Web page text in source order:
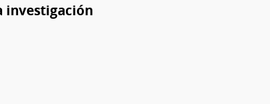
investigación